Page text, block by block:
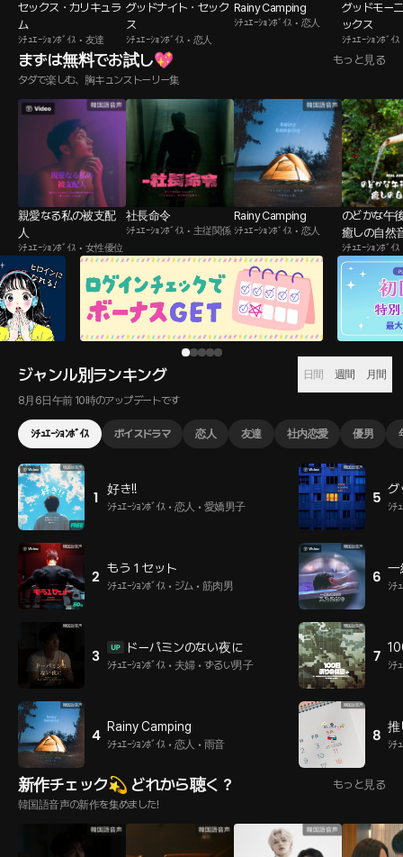
セックス・カリキュラ
ム
ｼﾁｭｴｰｼｮﾝﾎﾞｲｽ • 友達
グッドナイト・セック
ス
ｼﾁｭｴｰｼｮﾝﾎﾞｲｽ • 恋人
Rainy Camping
ｼﾁｭｴｰｼｮﾝﾎﾞｲｽ • 恋人
グッドモー
ックス
ｼﾁｭｴｰｼｮﾝﾎﾞｲｽ
まずは無料でお試し💖 もっと見る
タダで楽しむ、胸キュンストーリー集
親愛なる私の被支配
人
ｼﾁｭｴｰｼｮﾝﾎﾞｲｽ • 女性優位
社長命令
ｼﾁｭｴｰｼｮﾝﾎﾞｲｽ • 主従関係
Rainy Camping
ｼﾁｭｴｰｼｮﾝﾎﾞｲｽ • 恋人
のどかな午
癒しの自然
ｼﾁｭｴｰｼｮﾝﾎﾞｲ
12345
ジャンル別ランキング 日間 週間 月間
8月6日午前 10時のアップデートです
ｼﾁｭｴｰｼｮﾝﾎﾞｲｽ ボイスドラマ 恋人 友達 社内恋愛 優男
1 好き!!
ｼﾁｭｴｰｼｮﾝﾎﾞｲｽ • 恋人 • 愛嬌男子
2 もう１セット
ｼﾁｭｴｰｼｮﾝﾎﾞｲｽ • ジム • 筋肉男
3 ドーパミンのない夜に
ｼﾁｭｴｰｼｮﾝﾎﾞｲｽ • 夫婦 • ずるい男子
4 Rainy Camping
ｼﾁｭｴｰｼｮﾝﾎﾞｲｽ • 恋人 • 雨音
5 グ
ｼﾁ
6 一
ｼﾁ
7
ｼﾁ
8 推
ｼﾁ
新作チェック💫 どれから聴く？ もっと見る
韓国語音声の新作を集めました!